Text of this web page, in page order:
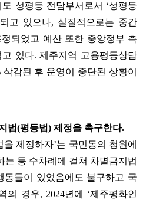
도 성평등 전담부서로서 ‘성평등
고 있으나, 실질적으로는 중간
되었고 예산 또한 중앙정부 측
고 있다.제주지역 고용평등상담
삭감된 후 운영이 중단된 상황이
법(평등법) 제정을 촉구한다.
을 제정하자’는 국민동의 청원에
는 등 수차례에 걸쳐 차별금지법
동들이 있었음에도 불구하고 국
의 경우, 2024년에 ‘제주평화인